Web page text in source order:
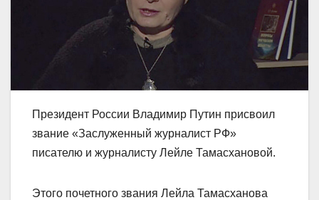
Президент России Владимир Путин присвоил
звание «Заслуженный журналист РФ»
писателю и журналисту Лейле Тамасхановой.
Этого почетного звания Лейла Тамасханова